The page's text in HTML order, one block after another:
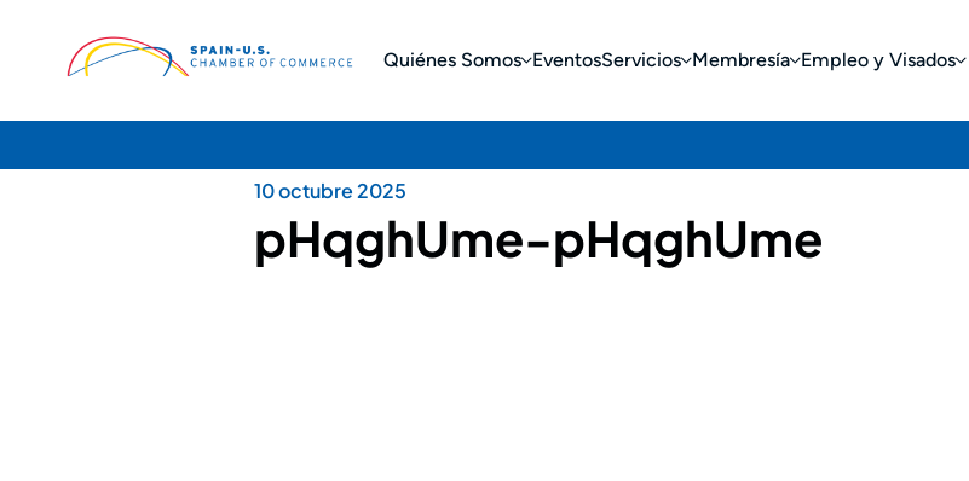
Quiénes Somos EventosServicios Membresía Empleo y Visados
10 octubre 2025
pHqghUme-pHqghUme